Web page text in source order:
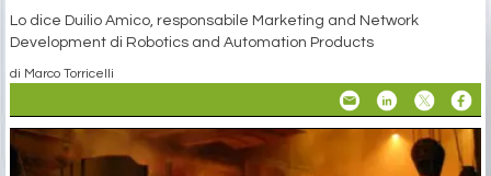
Lo dice Duilio Amico, responsabile Marketing and Network
Development di Robotics and Automation Products
di Marco Torricelli